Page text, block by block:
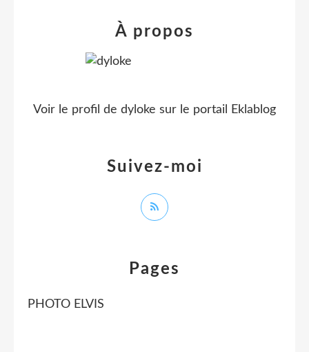
Pages
PHOTO ELVIS
Suivez-moi
À propos
Voir le profil de dyloke sur le portail Eklablog